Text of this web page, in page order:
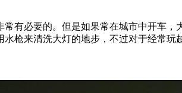
有必要的。但是如果常在城市中开车
枪来清洗大灯的地步，不过对于经常玩